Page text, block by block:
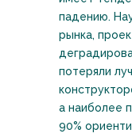
падению.
рынка,
потеряли
а наиболее
90%